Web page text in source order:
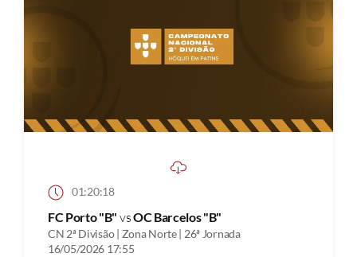
01:20:18
FC Porto "B" vsOC Barcelos "B"
CN 2ª Divisão | Zona Norte | 26ª Jornada
16/05/2026 17:55